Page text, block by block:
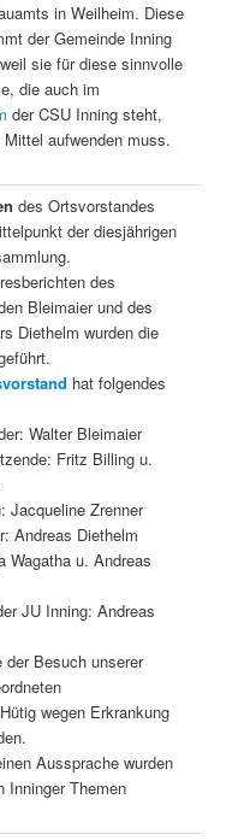
in Weilheim. Diese
der Gemeinde Inning
sie für diese sinnvolle
die auch im
der CSU Inning steht,
aufwenden muss.
des Ortsvorstandes
der diesjährigen
des
Bleimaier und des
Diethelm wurden die
hat folgendes
Walter Bleimaier
Fritz Billing u.
Jacqueline Zrenner
Andreas Diethelm
Wagatha u. Andreas
JU Inning: Andreas
der Besuch unserer
wegen Erkrankung
Aussprache wurden
Inninger Themen